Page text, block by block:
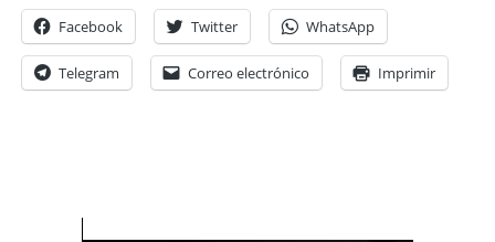
Facebook Twitter WhatsApp
Telegram Correo electrónico Imprimir